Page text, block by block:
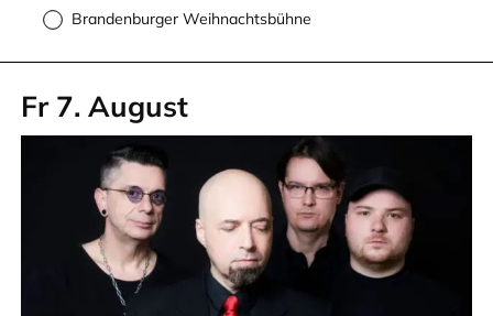
Brandenburger Weihnachtsbühne
Fr 7. August